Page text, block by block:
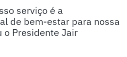
serviço é a
de bem-estar para nossa
o Presidente Jair